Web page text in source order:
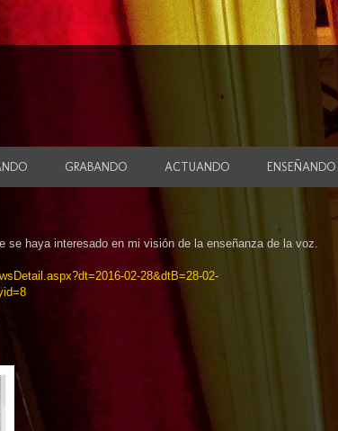
GRABANDO ACTUANDO ENSEÑANDO
se haya interesado en mi visión de la enseñanza de la voz.
02-28&dtB=28-02-